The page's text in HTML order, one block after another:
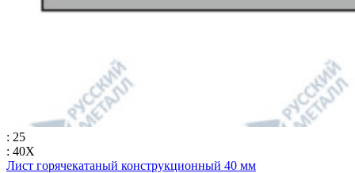
: 25
: 40Х
Лист горячекатаный конструкционный 40 мм